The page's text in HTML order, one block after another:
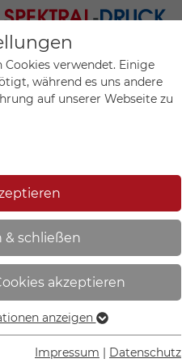
Mo.-Fr. 09:00-17:00
+49 (0)711 55 75 25
verwendet. Einige
während es uns andere
auf unserer Webseite zu
& schließen
akzeptieren
für grundlegende Funktionen
anzeigen
Impressum Datenschutz